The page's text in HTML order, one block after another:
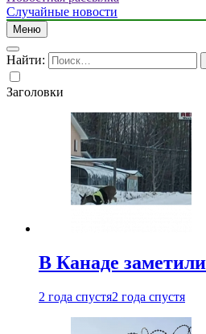
Случайные новости
Меню
Найти:
Заголовки
В Канаде
2 года спустя2 года спустя